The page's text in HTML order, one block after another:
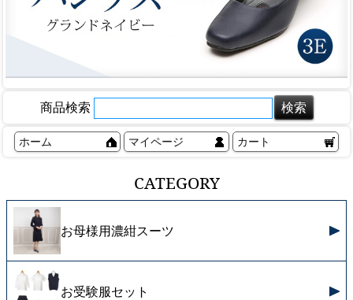
商品検索
ホーム マイページ カート
CATEGORY
お母様用濃紺スーツ
お受験服セット